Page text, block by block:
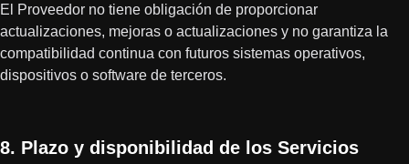
El Proveedor no tiene obligación de proporcionar
actualizaciones, mejoras o actualizaciones y no garantiza la
compatibilidad continua con futuros sistemas operativos,
dispositivos o software de terceros.
8. Plazo y disponibilidad de los Servicios